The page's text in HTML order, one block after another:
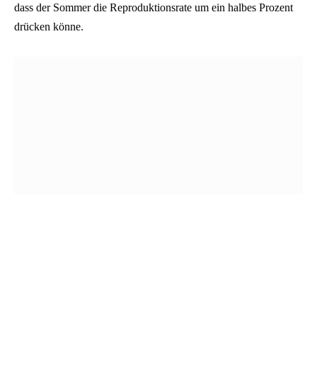
dass der Sommer die Reproduktionsrate um ein halbes Prozent
drücken könne.